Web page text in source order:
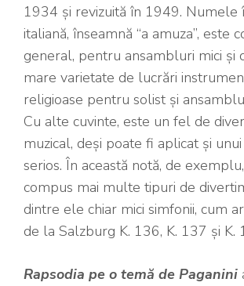
1934 și revizuită în 1949. Numele
italiană, înseamnă “a amuza”, este
general, pentru ansambluri mici și
mare varietate de lucrări
religioase pentru solist și
Cu alte cuvinte, este un fel de
muzical, deși poate fi aplicat și
serios. În această notă, de
compus mai multe tipuri de
dintre ele chiar mici simfonii, cum
de la Salzburg K. 136, K. 137 și K.
Rapsodia pe o temă de Paganini